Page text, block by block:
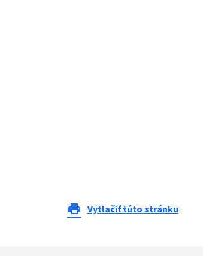
print Vytlačiť túto stránku